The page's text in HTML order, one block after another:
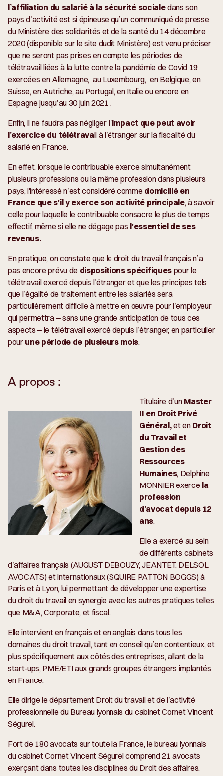
l’affiliation du salarié à la sécurité socialedans son
pays d’activité est si épineuse qu’un communiqué de presse
du Ministère des solidarités et de la santé du 14 décembre
2020 (disponible sur le site dudit Ministère) est venu préciser
que ne seront pas prises en compte les périodes de
télétravail liées à la lutte contre la pandémie de Covid 19
exercées en Allemagne, au Luxembourg, en Belgique, en
Suisse, en Autriche, au Portugal, en Italie ou encore en
Espagne jusqu’au 30 juin 2021 .
Enfin, il ne faudra pas négligerl’impact que peut avoir
l’exercice du télétravail à l’étranger sur la fiscalité du
salarié en France.
En effet, lorsque le contribuable exerce simultanément
plusieurs professions ou la même profession dans plusieurs
pays, l'intéressé n’est considéré comme domicilié en
France que s'il y exerce son activité principale, à savoir
celle pour laquelle le contribuable consacre le plus de temps
effectif, même si elle ne dégage pas l'essentiel de ses
revenus.
En pratique, on constate que le droit du travail français n’a
pas encore prévu de dispositions spécifiquespour le
télétravail exercé depuis l’étranger et que les principes tels
que l’égalité de traitement entre les salariés sera
particulièrement difficile à mettre en œuvre pour l’employeur
qui permettra – sans une grande anticipation de tous ces
aspects – le télétravail exercé depuis l’étranger, en particulier
pour une période de plusieurs mois.
A propos :
Titulaire d’un Master
II en Droit Privé
Général,et en Droit
du Travail et
Gestion des
Ressources
Humaines, Delphine
MONNIER exerce la
profession
d’avocat depuis 12
ans.
Elle a exercé au sein
de différents cabinets
d’affaires français (AUGUST DEBOUZY, JEANTET, DELSOL
AVOCATS) et internationaux (SQUIRE PATTON BOGGS) à
Paris et à Lyon, lui permettant de développer une expertise
du droit du travail en synergie avec les autres pratiques telles
que M&A, Corporate, et fiscal.
Elle intervient en français et en anglais dans tous les
domaines du droit travail, tant en conseil qu’en contentieux, et
plus spécifiquement aux côtés des entreprises, allant de la
start-ups, PME/ETI aux grands groupes étrangers implantés
en France,
Elle dirige le département Droit du travail et de l’activité
professionnelle du Bureau lyonnais du cabinet Cornet Vincent
Ségurel.
Fort de 180 avocats sur toute la France, le bureau lyonnais
du cabinet Cornet Vincent Ségurel comprend 21 avocats
exerçant dans toutes les disciplines du Droit des affaires.